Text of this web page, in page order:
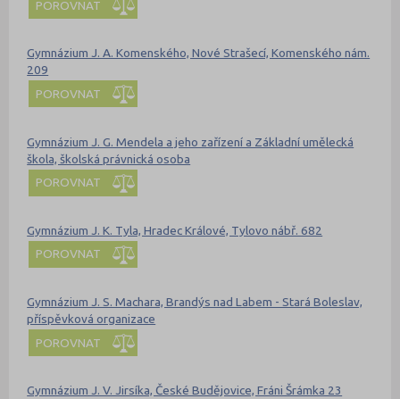
POROVNAT
Gymnázium J. A. Komenského, Nové Strašecí, Komenského nám.
209
POROVNAT
Gymnázium J. G. Mendela a jeho zařízení a Základní umělecká
škola, školská právnická osoba
POROVNAT
Gymnázium J. K. Tyla, Hradec Králové, Tylovo nábř. 682
POROVNAT
Gymnázium J. S. Machara, Brandýs nad Labem - Stará Boleslav,
příspěvková organizace
POROVNAT
Gymnázium J. V. Jirsíka, České Budějovice, Fráni Šrámka 23